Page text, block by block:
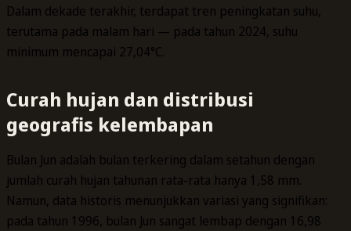
Dalam dekade terakhir, terdapat tren peningkatan suhu,
terutama pada malam hari — pada tahun 2024, suhu
minimum mencapai 27,04°C.
Curah hujan dan distribusi
geografis kelembapan
Bulan Jun adalah bulan terkering dalam setahun dengan
jumlah curah hujan tahunan rata-rata hanya 1,58 mm.
Namun, data historis menunjukkan variasi yang signifikan:
pada tahun 1996, bulan Jun sangat lembap dengan 16,98